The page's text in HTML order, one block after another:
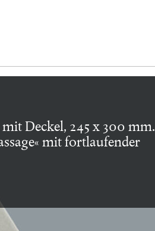
Deckel, 245 x 300 mm.
mit fortlaufender